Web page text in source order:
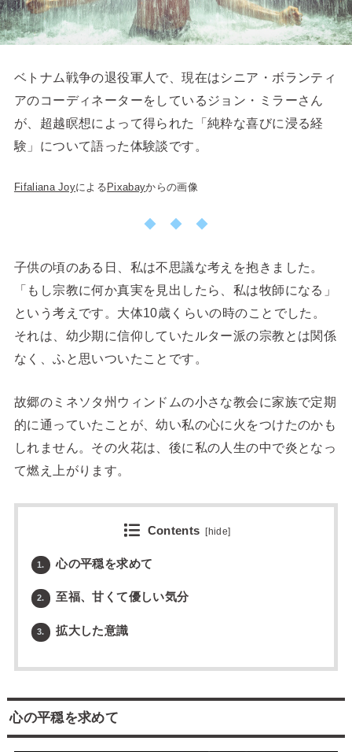
ベトナム戦争の退役軍人で、現在はシニア・ボランティ
アのコーディネーターをしているジョン・ミラーさん
が、超越瞑想によって得られた「純粋な喜びに浸る経
験」について語った体験談です。
Fifaliana Joyによる Pixabayからの画像
◆ ◆ ◆
子供の頃のある日、私は不思議な考えを抱きました。
「もし宗教に何か真実を見出したら、私は牧師になる」
という考えです。大体10歳くらいの時のことでした。
それは、幼少期に信仰していたルター派の宗教とは関係
なく、ふと思いついたことです。
故郷のミネソタ州ウィンドムの小さな教会に家族で定期
的に通っていたことが、幼い私の心に火をつけたのかも
しれません。その火花は、後に私の人生の中で炎となっ
て燃え上がります。
Contents [hide]
1. 心の平穏を求めて
2. 至福、甘くて優しい気分
3. 拡大した意識
心の平穏を求めて